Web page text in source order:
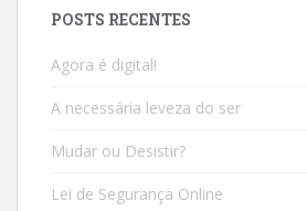
POSTS RECENTES
Agora é digital!
A necessária leveza do ser
Mudar ou Desistir?
Lei de Segurança Online